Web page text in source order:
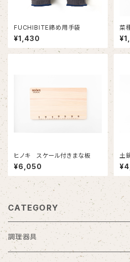
FUCHIBITE締め用手袋
¥1,430
菜
ヒノキ スケール付きまな板
¥6,050
土
ンチ
CATEGORY
調理器具